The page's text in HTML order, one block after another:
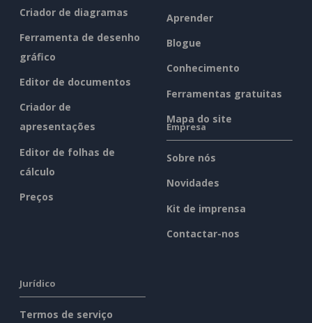
Criador de diagramas
Ferramenta de desenho
gráfico
Editor de documentos
Criador de
apresentações
Editor de folhas de
cálculo
Preços
Aprender
Blogue
Conhecimento
Ferramentas gratuitas
Mapa do site
Empresa
Sobre nós
Novidades
Kit de imprensa
Contactar-nos
Jurídico
Termos de serviço